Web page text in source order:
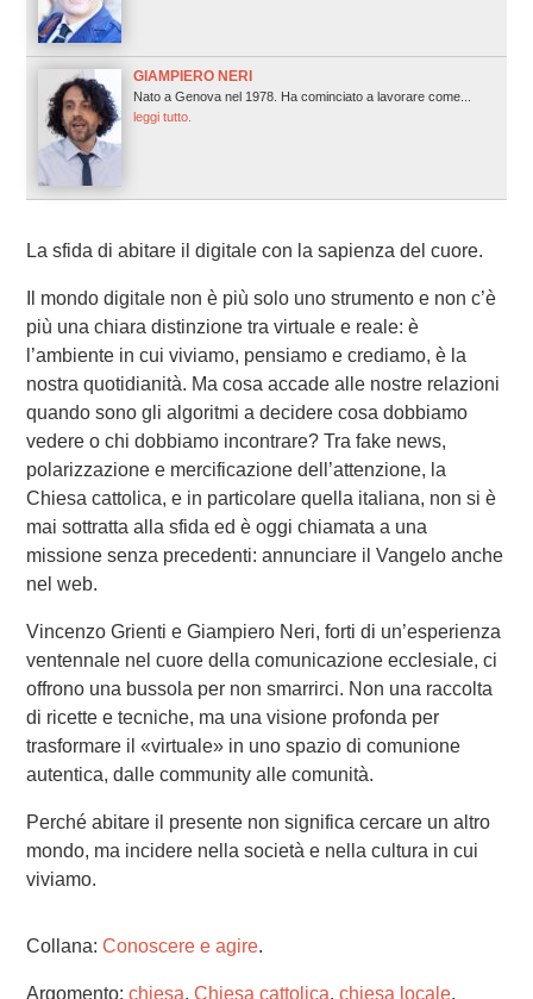
GIAMPIERO NERI
Nato a Genova nel 1978. Ha cominciato a lavorare come...
leggi tutto.
La sfida di abitare il digitale con la sapienza del cuore.
Il mondo digitale non è più solo uno strumento e non c’è
più una chiara distinzione tra virtuale e reale: è
l’ambiente in cui viviamo, pensiamo e crediamo, è la
nostra quotidianità. Ma cosa accade alle nostre relazioni
quando sono gli algoritmi a decidere cosa dobbiamo
vedere o chi dobbiamo incontrare? Tra fake news,
polarizzazione e mercificazione dell’attenzione, la
Chiesa cattolica, e in particolare quella italiana, non si è
mai sottratta alla sfida ed è oggi chiamata a una
missione senza precedenti: annunciare il Vangelo anche
nel web.
Vincenzo Grienti e Giampiero Neri, forti di un’esperienza
ventennale nel cuore della comunicazione ecclesiale, ci
offrono una bussola per non smarrirci. Non una raccolta
di ricette e tecniche, ma una visione profonda per
trasformare il «virtuale» in uno spazio di comunione
autentica, dalle community alle comunità.
Perché abitare il presente non significa cercare un altro
mondo, ma incidere nella società e nella cultura in cui
viviamo.
Collana: Conoscere e agire.
Argomento: chiesa, Chiesa cattolica, chiesa locale,